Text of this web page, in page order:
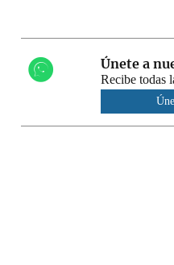
Únete a
Recibe todas